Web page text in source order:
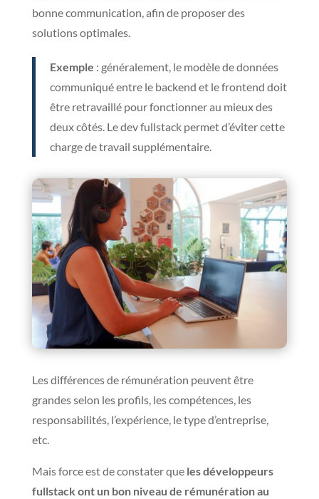
bonne communication, afin de proposer des
solutions optimales.
Exemple : généralement, le modèle de données
communiqué entre le backend et le frontend doit
être retravaillé pour fonctionner au mieux des
deux côtés. Le dev fullstack permet d’éviter cette
charge de travail supplémentaire.
Les différences de rémunération peuvent être
grandes selon les profils, les compétences, les
responsabilités, l’expérience, le type d’entreprise,
etc.
Mais force est de constater que les développeurs
fullstack ont un bon niveau de rémunération au